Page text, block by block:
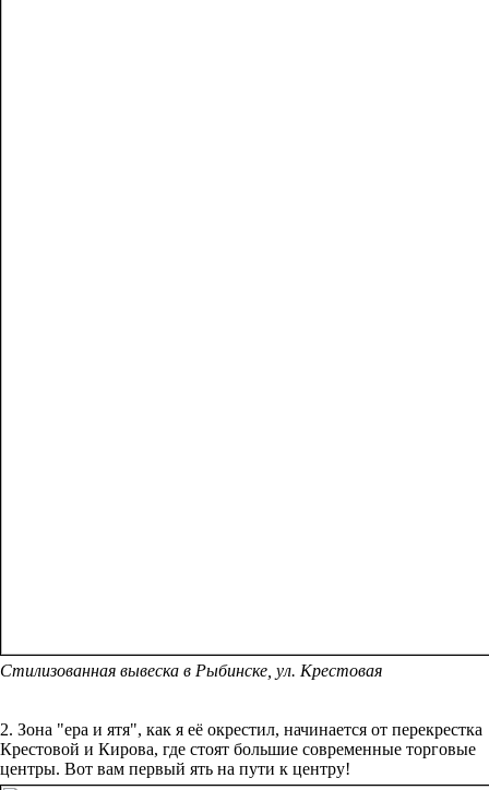
Стилизованная вывеска в Рыбинске, ул. Крестовая
2. Зона "ера и ятя", как я её окрестил, начинается от перекрестка
Крестовой и Кирова, где стоят большие современные торговые
центры. Вот вам первый ять на пути к центру!